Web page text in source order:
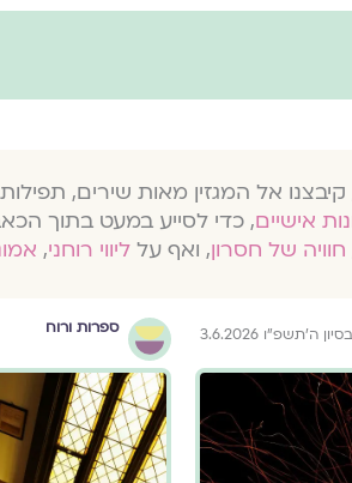
אל המגזין מאות שירים,
אישיים, כדי לסייע במעט בתוך
חוויה של חסרון, ואף על ליווי רוחני,
ה׳תשפ״ו 3.6.2026 ספרות ורוח